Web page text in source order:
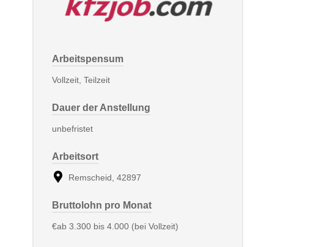
Arbeitspensum
Vollzeit, Teilzeit
Dauer der Anstellung
unbefristet
Arbeitsort
Remscheid, 42897
Bruttolohn pro Monat
€ab 3.300 bis 4.000 (bei Vollzeit)